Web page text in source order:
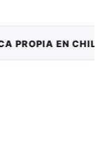
EN CHILE●